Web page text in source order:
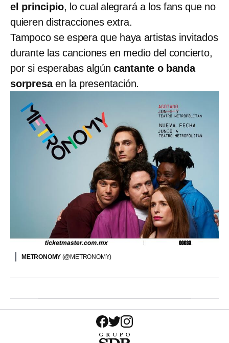
el principio, lo cual alegrará a los fans que no
quieren distracciones extra.
Tampoco se espera que haya artistas invitados
durante las canciones en medio del concierto,
por si esperabas algún cantante o banda
sorpresaen la presentación.
METRONOMY (@METRONOMY)